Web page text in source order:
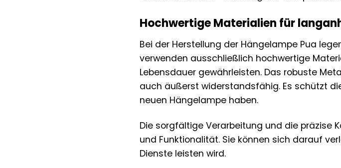
Hochwertige Materialien für
Bei der Herstellung der Hängelampe Pua
verwenden ausschließlich hochwertige
Lebensdauer gewährleisten. Das robuste
auch äußerst widerstandsfähig. Es schützt
neuen Hängelampe haben.
Die sorgfältige Verarbeitung und die präzise
und Funktionalität. Sie können sich darauf
Dienste leisten wird.